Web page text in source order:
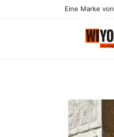
Eine Marke von